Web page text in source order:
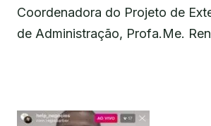
Coordenadora do Projeto de
de Administração, Profa.Me.